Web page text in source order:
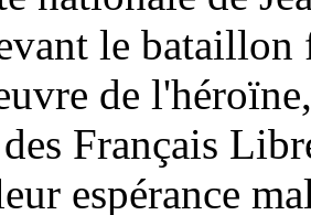
le bataillon
de
Français
espérance